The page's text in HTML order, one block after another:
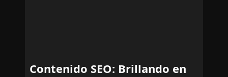
Contenido SEO: Brillando en